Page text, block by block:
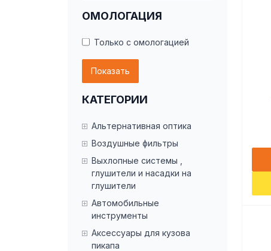
ОМОЛОГАЦИЯ
Только с омологацией
Показать
КАТЕГОРИИ
Альтернативная оптика
Воздушные фильтры
Выхлопные системы ,
глушители и насадки на
глушители
Автомобильные
инструменты
Аксессуары для кузова
пикапа